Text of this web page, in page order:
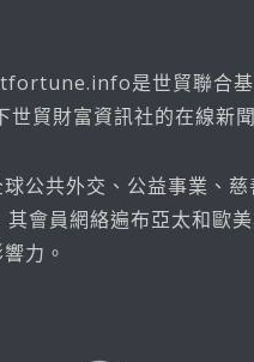
是世貿聯合
世貿財富資訊社的在線新
公共外交、公益事業、
會員網絡遍布亞太和歐
力。